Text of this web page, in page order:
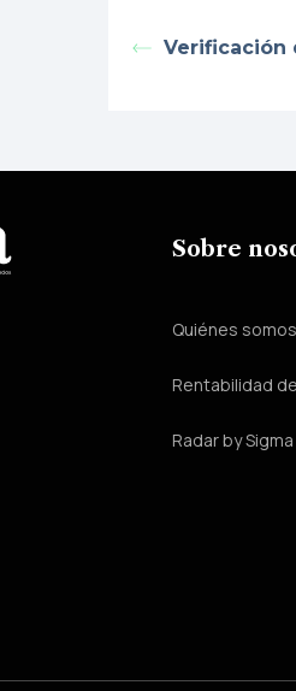
Verificación
Sobre
Quiénes somos
Rentabilidad
Radar by Sigma